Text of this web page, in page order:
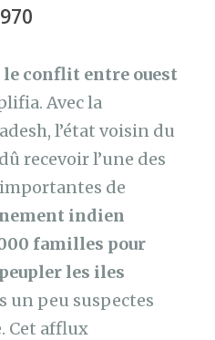
le conflit entre ouest
Avec la
l’état voisin du
recevoir l’une des
de
indien
familles pour
les iles
un peu suspectes
Cet afflux